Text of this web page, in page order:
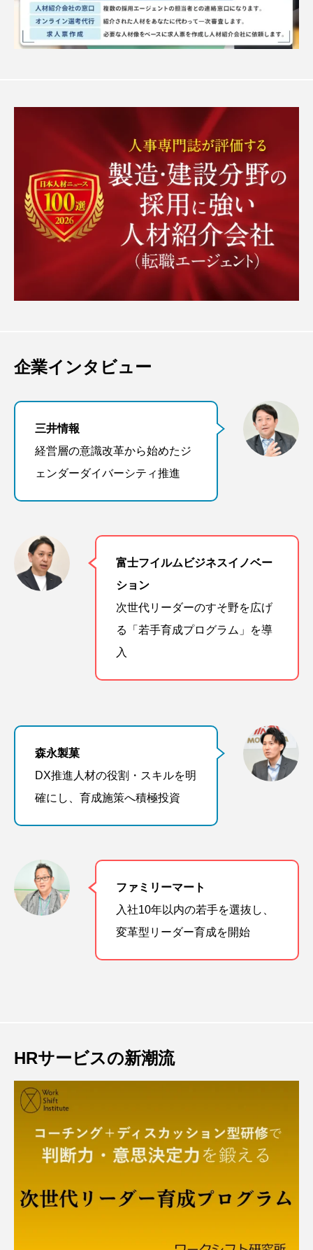
企業インタビュー
三井情報
経営層の意識改革から始めたジ
ェンダーダイバーシティ推進
富士フイルムビジネスイノベー
ション
次世代リーダーのすそ野を広げ
る「若手育成プログラム」を導
入
森永製菓
DX推進人材の役割・スキルを明
確にし、育成施策へ積極投資
ファミリーマート
入社10年以内の若手を選抜し、
変革型リーダー育成を開始
HRサービスの新潮流